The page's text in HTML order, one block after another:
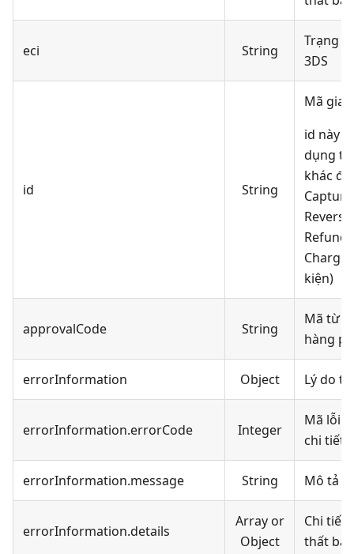
eci String
Trạng
3DS
id String
Mã
id này
dụng
khác
Refund
Charge
kiện)
approvalCode String
Mã từ
hàng
errorInformation Object Lý do
errorInformation.errorCode Integer
Mã lỗi
chi tiết
errorInformation.message String Mô tả
errorInformation.details
Array or
Object
Chi tiết
thất bại